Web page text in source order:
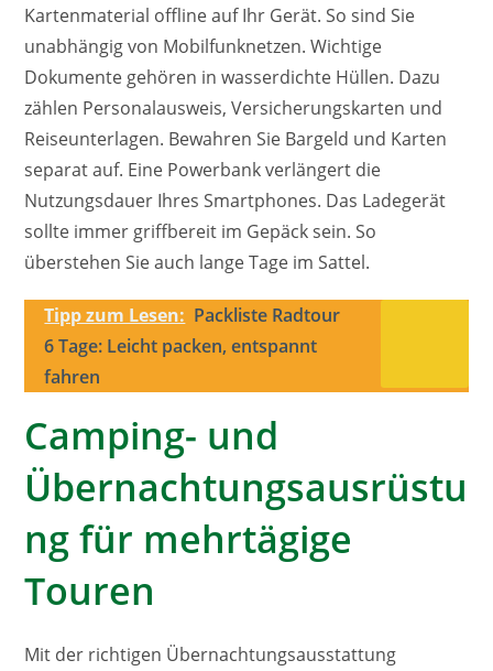
Kartenmaterial offline auf Ihr Gerät. So sind Sie
unabhängig von Mobilfunknetzen. Wichtige
Dokumente gehören in wasserdichte Hüllen. Dazu
zählen Personalausweis, Versicherungskarten und
Reiseunterlagen. Bewahren Sie Bargeld und Karten
separat auf. Eine Powerbank verlängert die
Nutzungsdauer Ihres Smartphones. Das Ladegerät
sollte immer griffbereit im Gepäck sein. So
überstehen Sie auch lange Tage im Sattel.
Tipp zum Lesen: Packliste Radtour
6 Tage: Leicht packen, entspannt
fahren
Camping- und
Übernachtungsausrüstu
ng für mehrtägige
Touren
Mit der richtigen Übernachtungsausstattung